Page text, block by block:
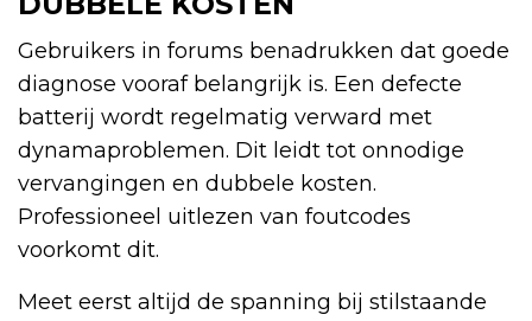
Gebruikers in forums benadrukken dat goede
diagnose vooraf belangrijk is. Een defecte
batterij wordt regelmatig verward met
dynamaproblemen. Dit leidt tot onnodige
vervangingen en dubbele kosten.
Professioneel uitlezen van foutcodes
voorkomt dit.
Meet eerst altijd de spanning bij stilstaande